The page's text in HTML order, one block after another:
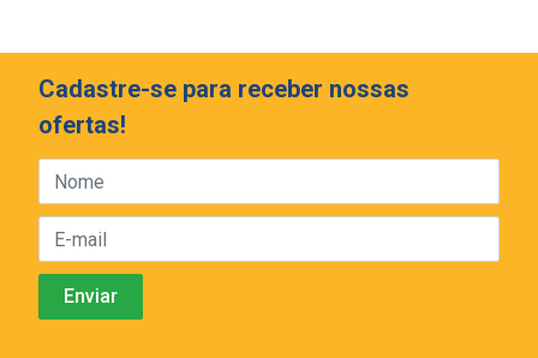
Cadastre-se para receber nossas
ofertas!